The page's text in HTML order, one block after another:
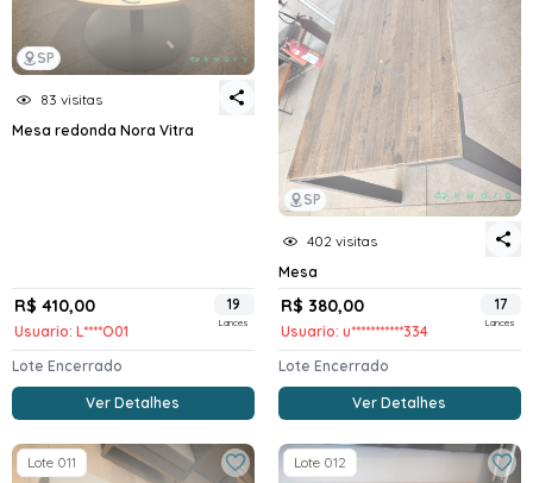
SP
83 visitas
Mesa redonda Nora Vitra
R$ 410,00
Usuario: L****O01
19
Lances
Lote Encerrado
Ver Detalhes
SP
402 visitas
Mesa
R$ 380,00
Usuario: u***********334
17
Lances
Lote Encerrado
Ver Detalhes
Lote 011 Lote 012